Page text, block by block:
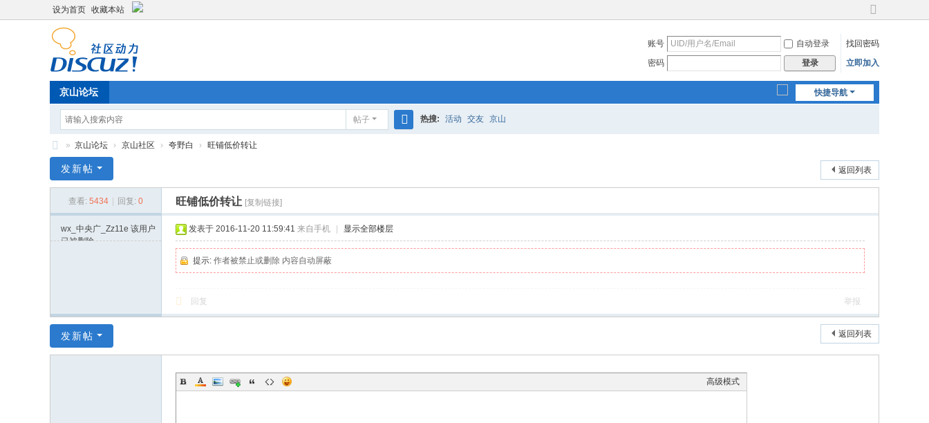
设为首页 收藏本站
切
到
宽
账号 自动登录
找回密码
密码
登录 立即加入
快捷导航
京山论坛
帖子 热搜: 活动 交友 京山
山
» 京山论坛 › 京山社区 › 夸野白 › 旺铺低价转让
返回列表
发新帖
查看: 5434 回复: 0 旺铺低价转让 [复制链接]
wx_中央广_Zz11e 该用户
已被删除
发表于 2016-11-20 11:59:41 来自手机 显示全部楼层
提示: 作者被禁止或删除 内容自动屏蔽
回复 举报
返回列表
发新帖
高级模式